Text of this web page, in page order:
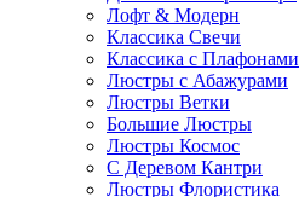
Лофт & Модерн
Классика Свечи
Классика с Плафонами
Люстры с Абажурами
Люстры Ветки
Большие Люстры
Люстры Космос
С Деревом Кантри
Люстры Флористика